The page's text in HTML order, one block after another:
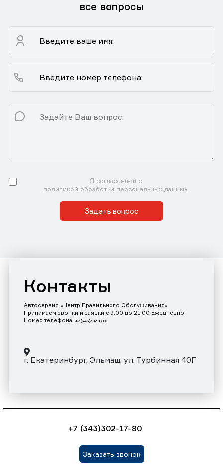
все вопросы
Я согласен(на) с
политикой обработки персональных данных
Задать вопрос
Контакты
Автосервис «Центр Правильного Обслуживания»
Принимаем звонки и заявки с 9:00 до 21:00 Ежедневно
Номер телефона: +7 (343)302-17-80
г. Екатеринбург, Эльмаш, ул. Турбинная 40Г
+7 (343)302-17-80
Заказать звонок